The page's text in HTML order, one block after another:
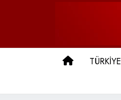
ANA SAYFA
TÜRKİYE